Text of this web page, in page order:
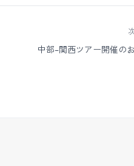
中部-関西ツアー開催の